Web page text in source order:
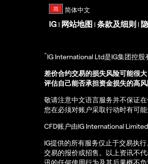
IG | 网站地图 | 条款及细则 |
^IG International Ltd是IG集团控
差价合约交易的损失风险可能很
评估自己能否承担资金损失的高风
敬请注意中文语言服务并不保证
您在必须对账户采取行动时有可
CFD账户由IG International
IG提供的所有服务仅止于交易执
交易的报价或招售。以上资讯不